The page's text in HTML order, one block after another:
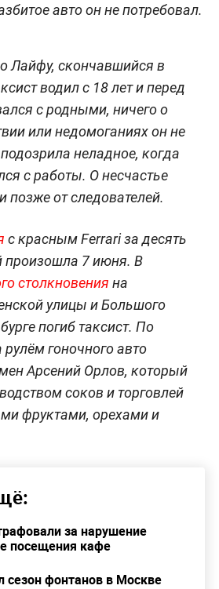
авто он не потребовал.
Лайфу, скончавшийся в
водил с 18 лет и перед
с родными, ничего о
или недомоганиях он не
неладное, когда
с работы. О несчастье
от следователей.
с красным Ferrari за десять
произошла 7 июня. В
столкновения на
улицы и Большого
погиб таксист. По
гоночного авто
Арсений Орлов, который
соков и торговлей
фруктами, орехами и
за нарушение
посещения кафе
сезон фонтанов в Москве